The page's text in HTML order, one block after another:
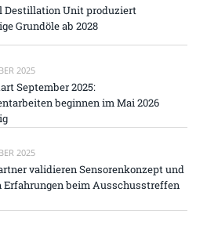
Destillation Unit produziert
Grundöle ab 2028
2025
September 2025:
beginnen im Mai 2026
2025
validieren Sensorenkonzept und
Erfahrungen beim Ausschusstreffen